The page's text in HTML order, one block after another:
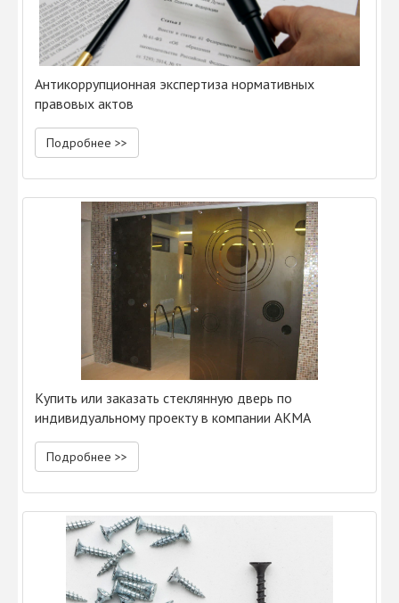
Антикоррупционная экспертиза нормативных
правовых актов
Подробнее >>
Купить или заказать стеклянную дверь по
индивидуальному проекту в компании АКМА
Подробнее >>